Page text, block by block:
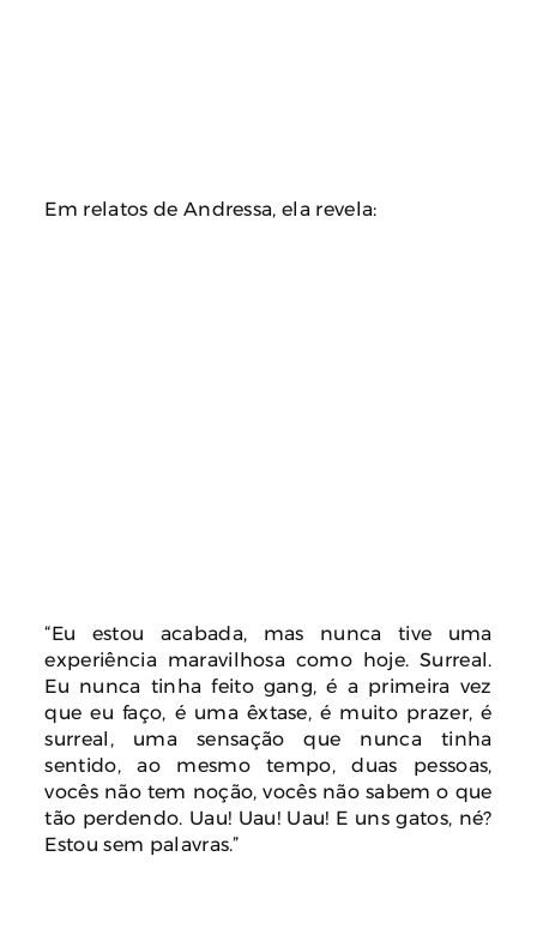
Em relatos de Andressa, ela revela:
“Eu estou acabada, mas nunca tive uma
experiência maravilhosa como hoje. Surreal.
Eu nunca tinha feito gang, é a primeira vez
que eu faço, é uma êxtase, é muito prazer, é
surreal, uma sensação que nunca tinha
sentido, ao mesmo tempo, duas pessoas,
vocês não tem noção, vocês não sabem o que
tão perdendo. Uau! Uau! Uau! E uns gatos, né?
Estou sem palavras.”